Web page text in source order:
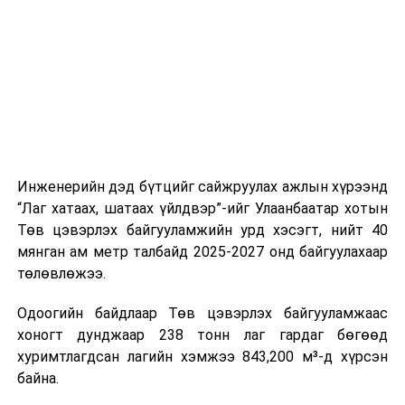
өдөр тутмын ажлын бэлэн байдлыг хангах зэрэг
практик ур чадварыг сургалтын хөтөлбөрт тусгажээ.
Сургалтыг танилцуулах лекц, асуулт-хариулт,
жишээнд суурилсан сургалт, багаар ажиллах дасгал,
танилцах, онцгой нөхцөлд ажиллах дадлага зэрэг
онол, практик хосолсон хэлбэрээр зохион байгуулж
байна.
Инженерийн дэд бүтцийг сайжруулах ажлын хүрээнд
“Лаг хатаах, шатаах үйлдвэр”-ийг Улаанбаатар хотын
Төв цэвэрлэх байгууламжийн урд хэсэгт, нийт 40
мянган ам метр талбайд 2025-2027 онд байгуулахаар
төлөвлөжээ.
Одоогийн байдлаар Төв цэвэрлэх байгууламжаас
хоногт дунджаар 238 тонн лаг гардаг бөгөөд
хуримтлагдсан лагийн хэмжээ 843,200 м³-д хүрсэн
байна.